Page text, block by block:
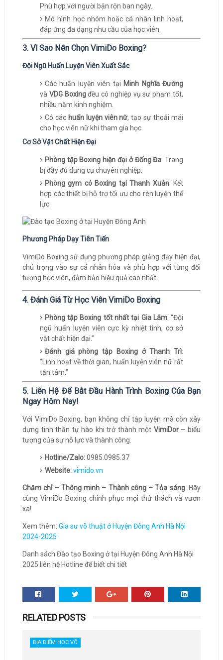
Phù hợp với người bận rộn ban ngày.
Mô hình học nhóm hoặc cá nhân linh hoạt,
đáp ứng đa dạng nhu cầu của học viên.
3. Vì Sao Nên Chọn VimiDo Boxing?
Đội Ngũ Huấn Luyện Viên Xuất Sắc
Các huấn luyện viên tại Minh Nghĩa Đường
và VDG Boxingđều có nghiệp vụ sư phạm tốt,
nhiều năm kinh nghiệm.
Có các huấn luyện viên nữ, tạo sự thoải mái
cho học viên nữ khi tham gia học.
Cơ Sở Vật Chất Hiện Đại
Phòng tập Boxing hiện đại ở Đống Đa: Trang
bị đầy đủ dụng cụ chuyên nghiệp.
Phòng gym có Boxing tại Thanh Xuân: Kết
hợp các thiết bị hỗ trợ tối ưu cho rèn luyện thể
lực.
Phương Pháp Dạy Tiên Tiến
VimiDo Boxing sử dụng phương pháp giảng dạy hiện đại,
chú trọng vào sự cá nhân hóa và phù hợp với từng đối
tượng học viên, đảm bảo hiệu quả cao nhất.
4. Đánh Giá Từ Học Viên VimiDo Boxing
Phòng tập Boxing tốt nhất tại Gia Lâm: “Đội
ngũ huấn luyện viên cực kỳ nhiệt tình, cơ sở
vật chất hiện đại.”
Đánh giá phòng tập Boxing ở Thanh Trì:
“Linh hoạt về thời gian, huấn luyện viên nữ rất
tận tâm.”
5. Liên Hệ Để Bắt Đầu Hành Trình Boxing Của Bạn
Ngay Hôm Nay!
Với VimiDo Boxing, bạn không chỉ tập luyện mà còn xây
dựng tinh thần tự hào khi trở thành một VimiDor– biểu
tượng của sự nỗ lực và thành công.
Hotline/Zalo:0985.0985.37
Website:vimido.vn
Chăm chỉ – Thông minh – Thành công – Tỏa sáng. Hãy
cùng VimiDo Boxing chinh phục mọi thử thách và vươn
xa!
Xem thêm: Gia sư võ thuật ở Huyện Đông Anh Hà Nội
2024-2025
Danh sách Đào tạo Boxing ở tại Huyện Đông Anh Hà Nội
2025 liên hệ Hotline để biết chi tiết
RELATED POSTS
ĐỊA ĐIỂM HỌC VÕ